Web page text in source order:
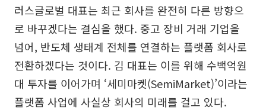
러스글로벌 대표는 최근 회사를 완전히 다른 방향으
로 바꾸겠다는 결심을 했다. 중고 장비 거래 기업을
넘어, 반도체 생태계 전체를 연결하는 플랫폼 회사로
전환하겠다는 것이다. 김 대표는 이를 위해 수백억원
대 투자를 이어가며 ‘세미마켓(SemiMarket)’이라는
플랫폼 사업에 사실상 회사의 미래를 걸고 있다.